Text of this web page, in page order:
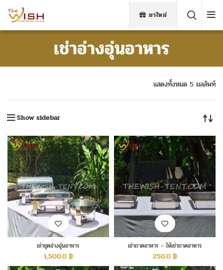
มาใหม่
เช่าอ่างอุ่นอาหาร
แสดงทั้งหมด 5 ผลลัพท์
Show sidebar
เช่าชุดอ่างอุ่นอาหาร
1,500.0฿
เช่าถาดอาหาร – ให้เช่าถาดอาหาร
250.0฿